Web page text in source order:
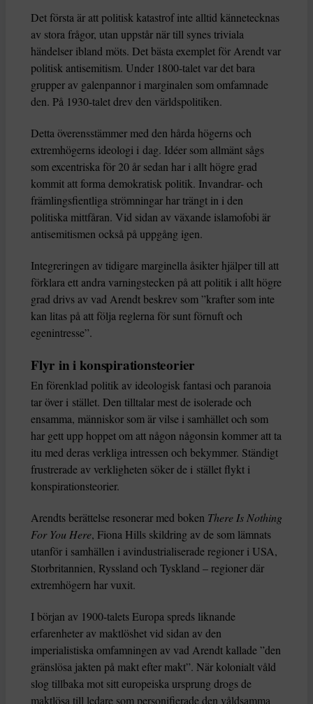
Det första är att politisk katastrof inte alltid kännetecknas
av stora frågor, utan uppstår när till synes triviala
händelser ibland möts. Det bästa exemplet för Arendt var
politisk antisemitism. Under 1800-talet var det bara
grupper av galenpannor i marginalen som omfamnade
den. På 1930-talet drev den världspolitiken.
Detta överensstämmer med den hårda högerns och
extremhögerns ideologi i dag. Idéer som allmänt sågs
som excentriska för 20 år sedan har i allt högre grad
kommit att forma demokratisk politik. Invandrar- och
främlingsfientliga strömningar har trängt in i den
politiska mittfåran. Vid sidan av växande islamofobi är
antisemitismen också på uppgång igen.
Integreringen av tidigare marginella åsikter hjälper till att
förklara ett andra varningstecken på att politik i allt högre
grad drivs av vad Arendt beskrev som ”krafter som inte
kan litas på att följa reglerna för sunt förnuft och
egenintresse”.
Flyr in i konspirationsteorier
En förenklad politik av ideologisk fantasi och paranoia
tar över i stället. Den tilltalar mest de isolerade och
ensamma, människor som är vilse i samhället och som
har gett upp hoppet om att någon någonsin kommer att ta
itu med deras verkliga intressen och bekymmer. Ständigt
frustrerade av verkligheten söker de i stället flykt i
konspirationsteorier.
Arendts berättelse resonerar med boken There Is Nothing
For You Here, Fiona Hills skildring av de som lämnats
utanför i samhällen i avindustrialiserade regioner i USA,
Storbritannien, Ryssland och Tyskland – regioner där
extremhögern har vuxit.
I början av 1900-talets Europa spreds liknande
erfarenheter av maktlöshet vid sidan av den
imperialistiska omfamningen av vad Arendt kallade ”den
gränslösa jakten på makt efter makt”. När kolonialt våld
slog tillbaka mot sitt europeiska ursprung drogs de
maktlösa till ledare som personifierade den våldsamma